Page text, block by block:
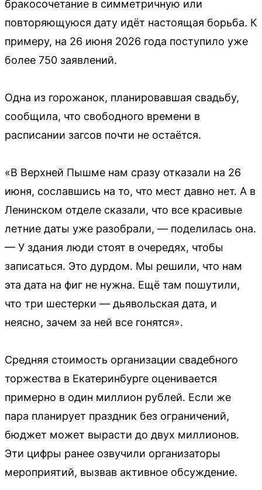
бракосочетание в симметричную или
повторяющуюся дату идёт настоящая борьба. К
примеру, на 26 июня 2026 года поступило уже
более 750 заявлений.
Одна из горожанок, планировавшая свадьбу,
сообщила, что свободного времени в
расписании загсов почти не остаётся.
«В Верхней Пышме нам сразу отказали на 26
июня, сославшись на то, что мест давно нет. А в
Ленинском отделе сказали, что все красивые
летние даты уже разобрали, — поделилась она.
— У здания люди стоят в очередях, чтобы
записаться. Это дурдом. Мы решили, что нам
эта дата на фиг не нужна. Ещё там пошутили,
что три шестерки — дьявольская дата, и
неясно, зачем за ней все гонятся».
Средняя стоимость организации свадебного
торжества в Екатеринбурге оценивается
примерно в один миллион рублей. Если же
пара планирует праздник без ограничений,
бюджет может вырасти до двух миллионов.
Эти цифры ранее озвучили организаторы
мероприятий, вызвав активное обсуждение.